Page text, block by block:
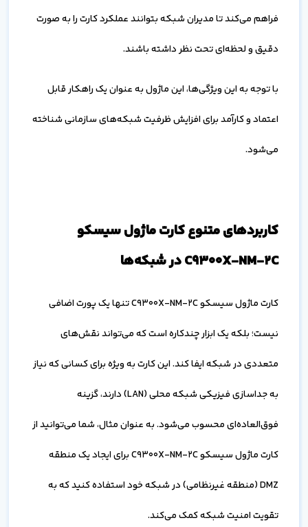
فراهم می‌کند تا مدیران شبکه بتوانند عملکرد کارت را به صورت
دقیق و لحظه‌ای تحت نظر داشته باشند.
با توجه به این ویژگی‌ها، این ماژول به عنوان یک راهکار قابل
اعتماد و کارآمد برای افزایش ظرفیت شبکه‌های سازمانی شناخته
می‌شود.
کاربردهای متنوع کارت ماژول سیسکو
C9300X-NM-2C در شبکه‌ها
کارت ماژول سیسکو C9300X-NM-2C تنها یک پورت اضافی
نیست؛ بلکه یک ابزار چندکاره است که می‌تواند نقش‌های
متعددی در شبکه ایفا کند. این کارت به ویژه برای کسانی که نیاز
به جداسازی فیزیکی شبکه محلی (LAN) دارند، گزینه
فوق‌العاده‌ای محسوب می‌شود. به عنوان مثال، شما می‌توانید از
کارت ماژول سیسکو C9300X-NM-2C برای ایجاد یک منطقه
DMZ (منطقه غیرنظامی) در شبکه خود استفاده کنید که به
تقویت امنیت شبکه کمک می‌کند.